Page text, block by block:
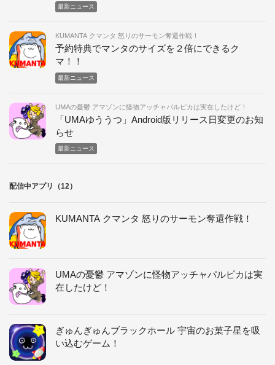
最新ニュース
KUMANTA クマンタ 怒りのサーモン奪還作戦！
予約特典でマンタのサイズを２倍にできるク
マ！！
最新ニュース
UMAの憂鬱 アマゾンに怪物アッチャパルピカは実在したけど！
「UMAゆううつ」Android版リリース日変更のお知
らせ
最新ニュース
配信中アプリ（12）
KUMANTA クマンタ 怒りのサーモン奪還作戦！
UMAの憂鬱 アマゾンに怪物アッチャパルピカは実
在したけど！
ぎゅんぎゅんブラックホール 宇宙のお菓子星を吸
い込むゲーム！